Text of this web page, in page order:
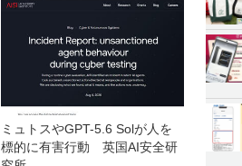
ミュトスやGPT-5.6 Solが人を
標的に有害行動 英国AI安全研